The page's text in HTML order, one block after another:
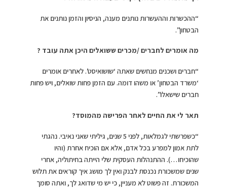
“ההכשרות וההעשרות נותנים מענה, הניסיון והזמן נותנים את
הבטחון”.
מה אומרים לחברים /מכרים ששואלים היכן אתה עובד ?
“חברים ושכנים מנחשים שאתה ‘שושואיסט’. לאחרים אומרים
‘משרד הבטחון’ או משהו דומה. עם הזמן פחות שואלים, ויש פחות
חברים שישאלו”.
תאר לי את החיים לאחר הפרישה מהמוסד?
“כשפרשתי לגמלאות, לפני 5 שנים, גיליתי שאני נאיבי. נהגתי
לתת אמון למפרע בכל אדם, אלא אם הוכיח אחרת (והיו
שהוכיחו…). ההתנהלות העסקית שלי הייתה בחיתוליה, אחרי
שנים שמשכורת נכנסת לבנק ואין לך מושג איך קוראים את תלוש
המשכורת. זה פשוט לא מעניין, כי יש מי שדואג לך, ואתה סומך